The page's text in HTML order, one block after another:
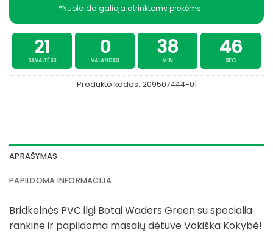
*Nuolaida galioja atrinktoms prekėms
21
SAVAITĖSS
0
VALANDAS
38
MIN
46
SEC
Produkto kodas: 209507444-01
APRAŠYMAS
PAPILDOMA INFORMACIJA
Bridkelnės PVC ilgi Botai Waders Green su specialia
rankine ir papildoma masalų dėtuve Vokiška Kokybė!